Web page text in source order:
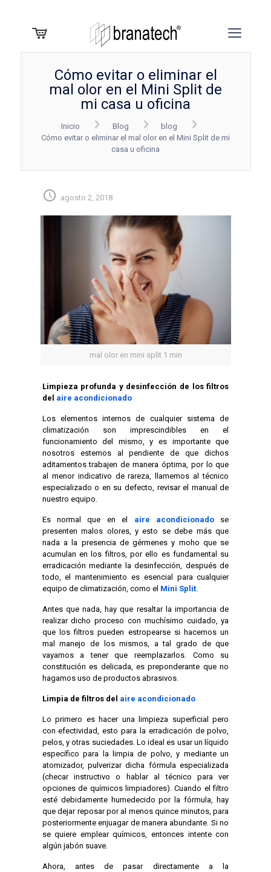
Cómo evitar o eliminar el
mal olor en el Mini Split de
mi casa u oficina
Inicio Blog
blog
Cómo evitar o eliminar el mal olor en el Mini Split de mi
casa u oficina
agosto 2, 2018
mal olor en mini split 1 min
Limpieza profunda y desinfección de los filtros
del aire acondicionado
Los elementos internos de cualquier sistema de
climatización son imprescindibles en el
funcionamiento del mismo, y es importante que
nosotros estemos al pendiente de que dichos
aditamentos trabajen de manera óptima, por lo que
al menor indicativo de rareza, llamemos al técnico
especializado o en su defecto, revisar el manual de
nuestro equipo.
Es normal que en el aire acondicionadose
presenten malos olores, y esto se debe más que
nada a la presencia de gérmenes y moho que se
acumulan en los filtros, por ello es fundamental su
erradicación mediante la desinfección, después de
todo, el mantenimiento es esencial para cualquier
equipo de climatización, como el Mini Split.
Antes que nada, hay que resaltar la importancia de
realizar dicho proceso con muchísimo cuidado, ya
que los filtros pueden estropearse si hacemos un
mal manejo de los mismos, a tal grado de que
vayamos a tener que reemplazarlos. Como su
constitución es delicada, es preponderante que no
hagamos uso de productos abrasivos.
Limpia de filtros del aire acondicionado
Lo primero es hacer una limpieza superficial pero
con efectividad, esto para la erradicación de polvo,
pelos, y otras suciedades. Lo ideal es usar un líquido
específico para la limpia de polvo, y mediante un
atomizador, pulverizar dicha fórmula especializada
(checar instructivo o hablar al técnico para ver
opciones de químicos limpiadores). Cuando el filtro
esté debidamente humedecido por la fórmula, hay
que dejar reposar por al menos quince minutos, para
posteriormente enjuagar de manera abundante. Si no
se quiere emplear químicos, entonces intente con
algún jabón suave.
Ahora, antes de pasar directamente a la